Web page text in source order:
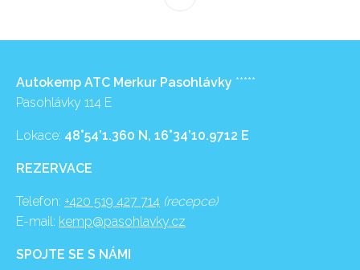
Autokemp ATC Merkur Pasohlávky *****
Pasohlávky 114 E
Lokace: 48°54’1.360 N, 16°34’10.9712 E
REZERVACE
Telefon: +420 519 427 714 (recepce)
E-mail: kemp@pasohlavky.cz
SPOJTE SE S NÁMI